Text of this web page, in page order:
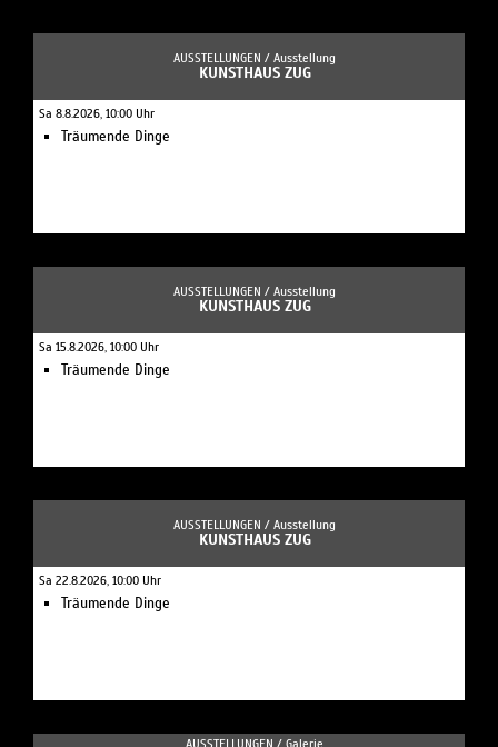
AUSSTELLUNGEN / Ausstellung
KUNSTHAUS ZUG
Sa 8.8.2026, 10:00 Uhr
Träumende Dinge
AUSSTELLUNGEN / Ausstellung
KUNSTHAUS ZUG
Sa 15.8.2026, 10:00 Uhr
Träumende Dinge
AUSSTELLUNGEN / Ausstellung
KUNSTHAUS ZUG
Sa 22.8.2026, 10:00 Uhr
Träumende Dinge